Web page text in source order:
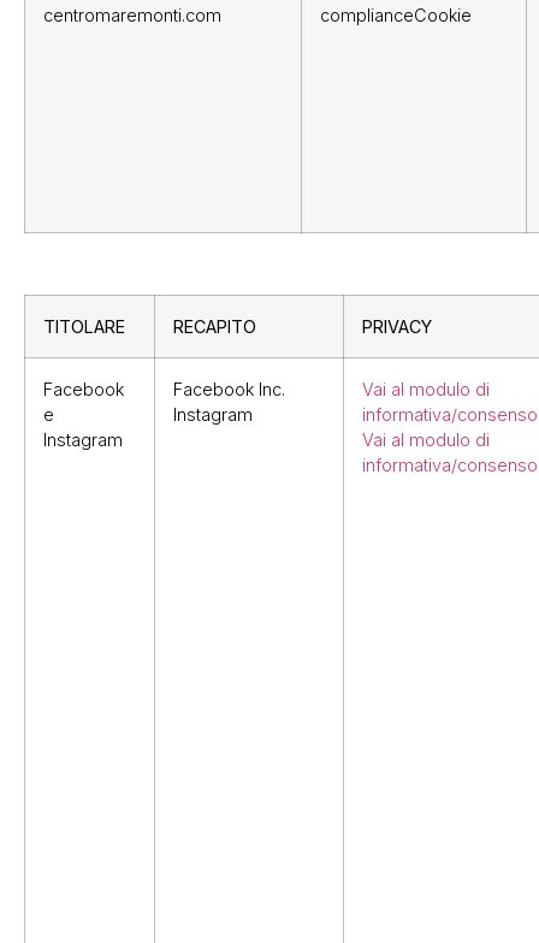
centromaremonti.com complianceCookie
TITOLARE RECAPITO PRIVACY
Facebook
e
Instagram
Facebook Inc.
Instagram
Vai al modulo di
informativa/consenso
Vai al modulo di
informativa/consenso